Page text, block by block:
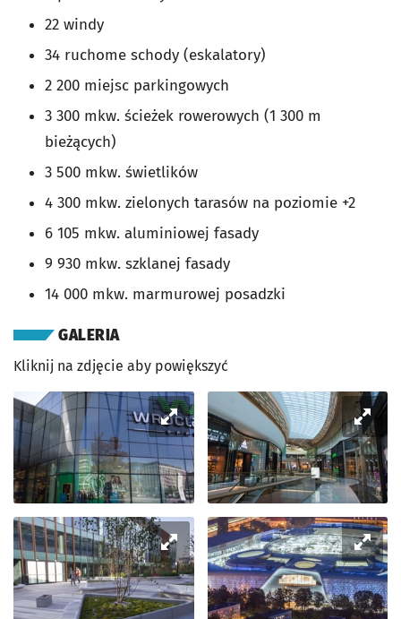
22 windy
34 ruchome schody (eskalatory)
2 200 miejsc parkingowych
3 300 mkw. ścieżek rowerowych (1 300 m
bieżących)
3 500 mkw. świetlików
4 300 mkw. zielonych tarasów na poziomie +2
6 105 mkw. aluminiowej fasady
9 930 mkw. szklanej fasady
14 000 mkw. marmurowej posadzki
GALERIA
Kliknij na zdjęcie aby powiększyć